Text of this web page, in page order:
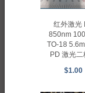
红外激光
850nm
TO-18
PD 激光二
$1.00